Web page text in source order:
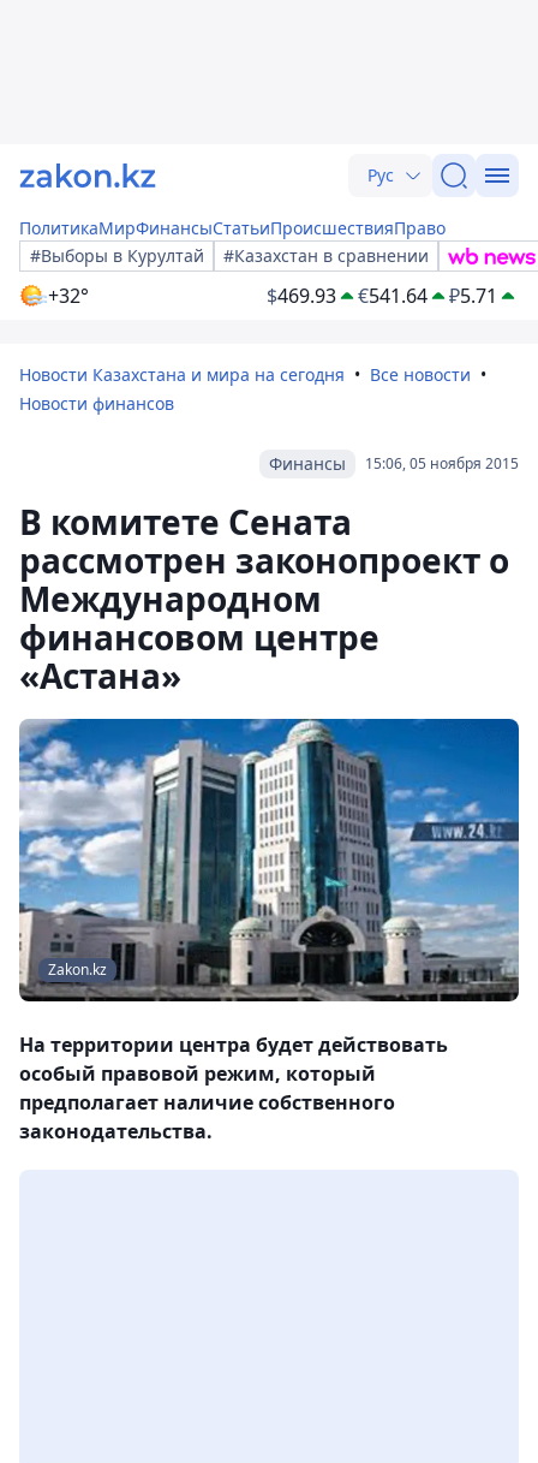
Рус
ПолитикаМирФинансыСтатьиПроисшествияПраво
#Выборы в Курултай
#Казахстан в сравнении
+32° $469.93 €541.64 ₽5.71
Новости Казахстана и мира на сегодня
Все новости
Новости финансов
15:06, 05 ноября 2015
Финансы
В комитете Сената
рассмотрен законопроект о
Международном
финансовом центре
«Астана»
Zakon.kz
На территории центра будет действовать
особый правовой режим, который
предполагает наличие собственного
законодательства.